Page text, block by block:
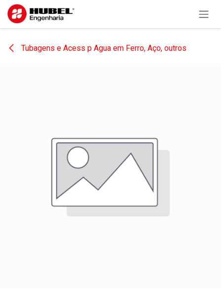
Pular para o conteúdo
Tubagens e Acess p Agua em Ferro, Aço, outros